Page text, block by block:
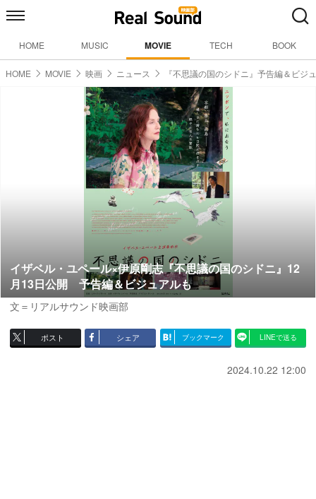
HOME MUSIC MOVIE TECH BOOK
HOME MOVIE 映画 ニュース 『不思議の国のシドニ』予告編＆ビジ
イザベル・ユペール×伊原剛志『不思議の国のシドニ』12
月13日公開 予告編＆ビジュアルも
文＝リアルサウンド映画部
ポスト シェア ブックマーク LINEで送る
2024.10.22 12:00